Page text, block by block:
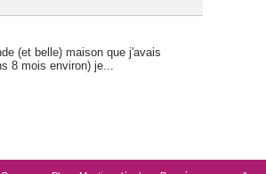
(et belle) maison que j'avais
8 mois environ) je...